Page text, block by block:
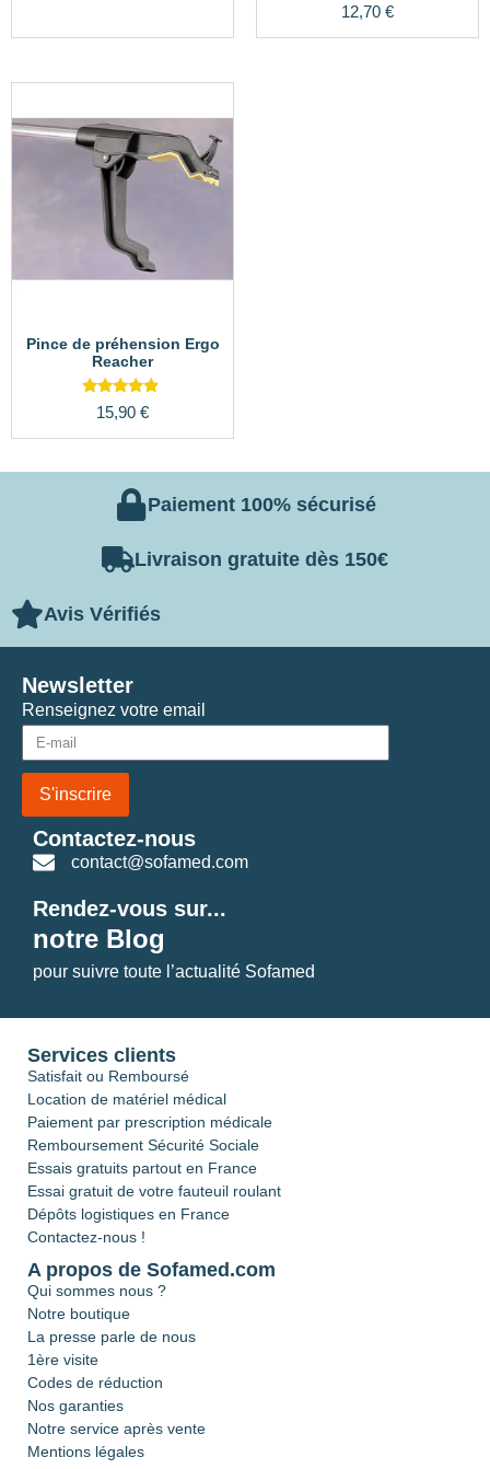
12,70 €
Pince de préhension Ergo
Reacher
Note
4.67
sur 5
15,90 €
Paiement 100% sécurisé
Livraison gratuite dès 150€
Avis Vérifiés
Renseignez votre email
S'inscrire
Newsletter
Contactez-nous
contact@sofamed.com
Rendez-vous sur...
notre Blog
pour suivre toute l’actualité Sofamed
Services clients
Satisfait ou Remboursé
Location de matériel médical
Paiement par prescription médicale
Remboursement Sécurité Sociale
Essais gratuits partout en France
Essai gratuit de votre fauteuil roulant
Dépôts logistiques en France
Contactez-nous !
A propos de Sofamed.com
Qui sommes nous ?
Notre boutique
La presse parle de nous
1ère visite
Codes de réduction
Nos garanties
Notre service après vente
Mentions légales